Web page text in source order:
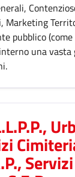
Marketing
pubblico
una vasta
Servizi